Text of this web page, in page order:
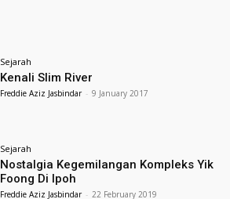
Sejarah
Kenali Slim River
Freddie Aziz Jasbindar - 9 January 2017
Sejarah
Nostalgia Kegemilangan Kompleks Yik
Foong Di Ipoh
Freddie Aziz Jasbindar - 22 February 2019